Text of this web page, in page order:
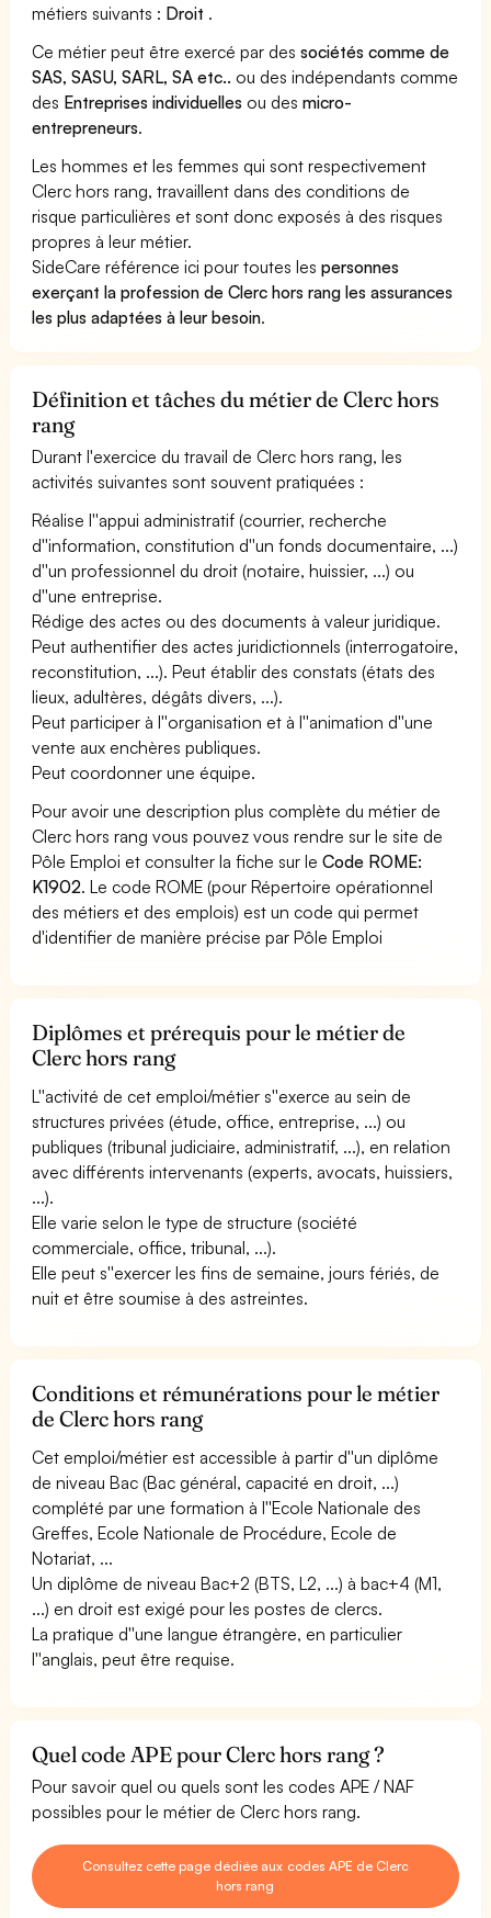
métiers suivants : Droit .
Ce métier peut être exercé par dessociétés comme de
SAS, SASU, SARL, SA etc.. ou des indépendants comme
des Entreprises individuelles ou desmicro-
entrepreneurs.
Les hommes et les femmes qui sont respectivement
Clerc hors rang, travaillent dans des conditions de
risque particulières et sont donc exposés à des risques
propres à leur métier.
SideCare référence ici pour toutes lespersonnes
exerçant la profession de Clerc hors rang les assurances
les plus adaptées à leur besoin.
Définition et tâches du métier de Clerc hors
rang
Durant l'exercice du travail de Clerc hors rang, les
activités suivantes sont souvent pratiquées :
Réalise l''appui administratif (courrier, recherche
d''information, constitution d''un fonds documentaire, ...)
d''un professionnel du droit (notaire, huissier, ...) ou
d''une entreprise.
Rédige des actes ou des documents à valeur juridique.
Peut authentifier des actes juridictionnels (interrogatoire,
reconstitution, ...). Peut établir des constats (états des
lieux, adultères, dégâts divers, ...).
Peut participer à l''organisation et à l''animation d''une
vente aux enchères publiques.
Peut coordonner une équipe.
Pour avoir une description plus complète du métier de
Clerc hors rang vous pouvez vous rendre sur le site de
Pôle Emploi et consulter la fiche sur leCode ROME:
K1902. Le code ROME (pour Répertoire opérationnel
des métiers et des emplois) est un code qui permet
d'identifier de manière précise par Pôle Emploi
Diplômes et prérequis pour le métier de
Clerc hors rang
L''activité de cet emploi/métier s''exerce au sein de
structures privées (étude, office, entreprise, ...) ou
publiques (tribunal judiciaire, administratif, ...), en relation
avec différents intervenants (experts, avocats, huissiers,
...).
Elle varie selon le type de structure (société
commerciale, office, tribunal, ...).
Elle peut s''exercer les fins de semaine, jours fériés, de
nuit et être soumise à des astreintes.
Conditions et rémunérations pour le métier
de Clerc hors rang
Cet emploi/métier est accessible à partir d''un diplôme
de niveau Bac (Bac général, capacité en droit, ...)
complété par une formation à l''Ecole Nationale des
Greffes, Ecole Nationale de Procédure, Ecole de
Notariat, ...
Un diplôme de niveau Bac+2 (BTS, L2, ...) à bac+4 (M1,
...) en droit est exigé pour les postes de clercs.
La pratique d''une langue étrangère, en particulier
l''anglais, peut être requise.
Quel code APE pour Clerc hors rang ?
Pour savoir quel ou quels sont les codes APE / NAF
possibles pour le métier de Clerc hors rang.
Consultez cette page dédiée aux codes APE de Clerc
hors rang